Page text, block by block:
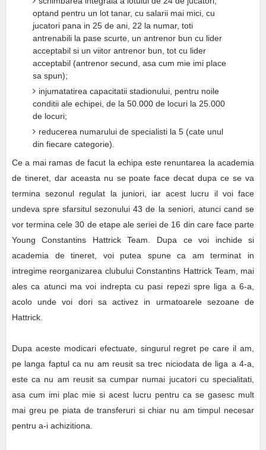
optand pentru un lot tanar, cu salarii mai mici, cu
jucatori pana in 25 de ani, 22 la numar, toti
antrenabili la pase scurte, un antrenor bun cu lider
acceptabil si un viitor antrenor bun, tot cu lider
acceptabil (antrenor secund, asa cum mie imi place
sa spun);
injumatatirea capacitatii stadionului, pentru noile
conditii ale echipei, de la 50.000 de locuri la 25.000
de locuri;
reducerea numarului de specialisti la 5 (cate unul
din fiecare categorie).
Ce a mai ramas de facut la echipa este renuntarea la academia
de tineret, dar aceasta nu se poate face decat dupa ce se va
termina sezonul regulat la juniori, iar acest lucru il voi face
undeva spre sfarsitul sezonului 43 de la seniori, atunci cand se
vor termina cele 30 de etape ale seriei de 16 din care face parte
Young Constantins Hattrick Team. Dupa ce voi inchide si
academia de tineret, voi putea spune ca am terminat in
intregime reorganizarea clubului Constantins Hattrick Team, mai
ales ca atunci ma voi indrepta cu pasi repezi spre liga a 6-a,
acolo unde voi dori sa activez in urmatoarele sezoane de
Hattrick.
Dupa aceste modicari efectuate, singurul regret pe care il am,
pe langa faptul ca nu am reusit sa trec niciodata de liga a 4-a,
este ca nu am reusit sa cumpar numai jucatori cu specialitati,
asa cum imi plac mie si acest lucru pentru ca se gasesc mult
mai greu pe piata de transferuri si chiar nu am timpul necesar
pentru a-i achizitiona.